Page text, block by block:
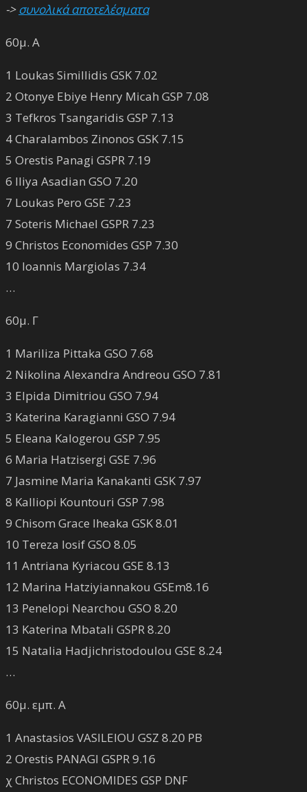
->συνολικά αποτελέσματα
60μ. Α
1 Loukas Simillidis GSK 7.02
2 Otonye Ebiye Henry Micah GSP 7.08
3 Tefkros Tsangaridis GSP 7.13
4 Charalambos Zinonos GSK 7.15
5 Orestis Panagi GSPR 7.19
6 Iliya Asadian GSO 7.20
7 Loukas Pero GSE 7.23
7 Soteris Michael GSPR 7.23
9 Christos Economides GSP 7.30
10 Ioannis Margiolas 7.34
…
60μ. Γ
1 Mariliza Pittaka GSO 7.68
2 Nikolina Alexandra Andreou GSO 7.81
3 Elpida Dimitriou GSO 7.94
3 Katerina Karagianni GSO 7.94
5 Eleana Kalogerou GSP 7.95
6 Maria Hatzisergi GSE 7.96
7 Jasmine Maria Kanakanti GSK 7.97
8 Kalliopi Kountouri GSP 7.98
9 Chisom Grace Iheaka GSK 8.01
10 Tereza Iosif GSO 8.05
11 Antriana Kyriacou GSE 8.13
12 Marina Hatziyiannakou GSEm8.16
13 Penelopi Nearchou GSO 8.20
13 Katerina Mbatali GSPR 8.20
15 Natalia Hadjichristodoulou GSE 8.24
…
60μ. εμπ. Α
1 Anastasios VASILEIOU GSZ 8.20 PB
2 Orestis PANAGI GSPR 9.16
χ Christos ECONOMIDES GSP DNF